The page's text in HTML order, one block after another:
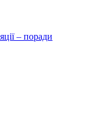
– поради